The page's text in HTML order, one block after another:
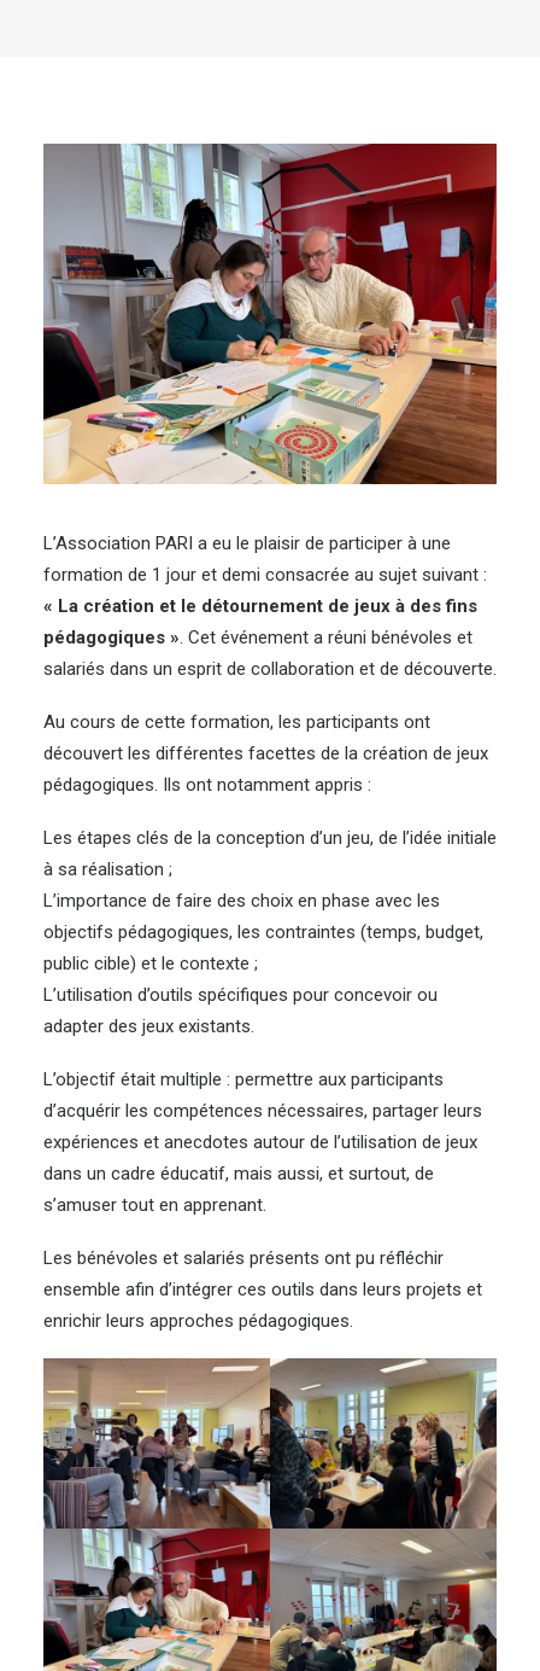
L’Association PARI a eu le plaisir de participer à une
formation de 1 jour et demi consacrée au sujet suivant :
« La création et le détournement de jeux à des fins
pédagogiques ». Cet événement a réuni bénévoles et
salariés dans un esprit de collaboration et de découverte.
Au cours de cette formation, les participants ont
découvert les différentes facettes de la création de jeux
pédagogiques. Ils ont notamment appris :
Les étapes clés de la conception d’un jeu, de l’idée initiale
à sa réalisation ;
L’importance de faire des choix en phase avec les
objectifs pédagogiques, les contraintes (temps, budget,
public cible) et le contexte ;
L’utilisation d’outils spécifiques pour concevoir ou
adapter des jeux existants.
L’objectif était multiple : permettre aux participants
d’acquérir les compétences nécessaires, partager leurs
expériences et anecdotes autour de l’utilisation de jeux
dans un cadre éducatif, mais aussi, et surtout, de
s’amuser tout en apprenant.
Les bénévoles et salariés présents ont pu réfléchir
ensemble afin d’intégrer ces outils dans leurs projets et
enrichir leurs approches pédagogiques.